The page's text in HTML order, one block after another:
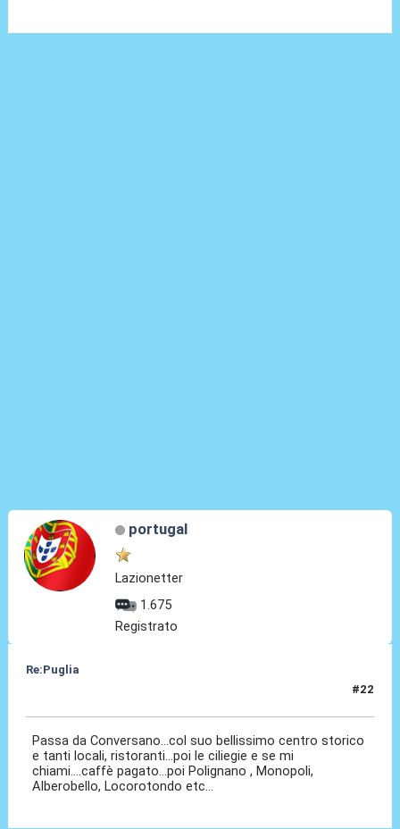
portugal
Lazionetter
1.675
Registrato
Re:Puglia
#22
Passa da Conversano...col suo bellissimo centro storico
e tanti locali, ristoranti...poi le ciliegie e se mi
chiami....caffè pagato...poi Polignano , Monopoli,
Alberobello, Locorotondo etc...